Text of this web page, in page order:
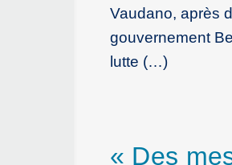
Vaudano, après
gouvernement
lutte (…)
« Des